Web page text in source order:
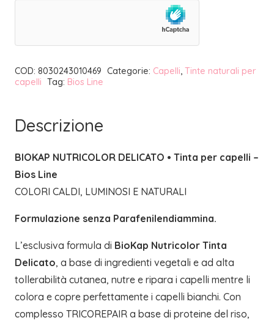
MOGANO
LINE
COD: 8030243010469 Categorie: Capelli, Tinte naturali per
capelli Tag: Bios Line
Descrizione
BIOKAP NUTRICOLOR DELICATO • Tinta per capelli –
Bios Line
COLORI CALDI, LUMINOSI E NATURALI
Formulazione senza Parafenilendiammina.
L’esclusiva formula di BioKap Nutricolor Tinta
Delicato, a base di ingredienti vegetali e ad alta
tollerabilità cutanea, nutre e ripara i capelli mentre li
colora e copre perfettamente i capelli bianchi. Con
complesso TRICOREPAIR a base di proteine del riso,